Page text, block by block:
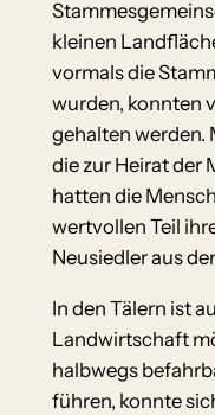
kleinen
vormals die
wurden, konnten
gehalten werden.
die zur Heirat der
hatten die
wertvollen Teil
Neusiedler aus
In den Tälern ist
Landwirtschaft
halbwegs
führen, konnte